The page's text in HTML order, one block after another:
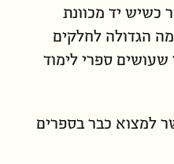
כשיש יד מכוונת
הגדולה לחלקים
שעושים ספרי לימוד
למצוא כבר בספרים